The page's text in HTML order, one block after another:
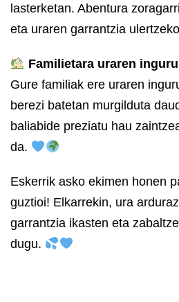
lasterketan. Abentura
eta uraren garrantzia
Familietara uraren
Gure familiak ere uraren
berezi batetan murgilduta
baliabide preziatu hau
da.
Eskerrik asko ekimen honen
guztioi! Elkarrekin, ura
garrantzia ikasten eta
dugu.